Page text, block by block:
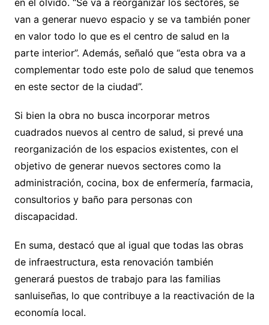
van a generar nuevo espacio y se va también poner
en valor todo lo que es el centro de salud en la
parte interior”. Además, señaló que “esta obra va a
complementar todo este polo de salud que tenemos
en este sector de la ciudad”.
Si bien la obra no busca incorporar metros
cuadrados nuevos al centro de salud, si prevé una
reorganización de los espacios existentes, con el
objetivo de generar nuevos sectores como la
administración, cocina, box de enfermería, farmacia,
consultorios y baño para personas con
discapacidad.
En suma, destacó que al igual que todas las obras
de infraestructura, esta renovación también
generará puestos de trabajo para las familias
sanluiseñas, lo que contribuye a la reactivación de la
economía local.